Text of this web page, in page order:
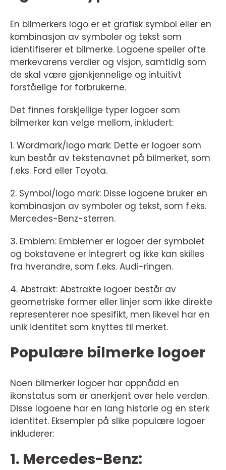
En bilmerkers logo er et grafisk symbol eller en
kombinasjon av symboler og tekst som
identifiserer et bilmerke. Logoene speiler ofte
merkevarens verdier og visjon, samtidig som
de skal være gjenkjennelige og intuitivt
forståelige for forbrukerne.
Det finnes forskjellige typer logoer som
bilmerker kan velge mellom, inkludert:
1. Wordmark/logo mark: Dette er logoer som
kun består av tekstenavnet på bilmerket, som
f.eks. Ford eller Toyota.
2. Symbol/logo mark: Disse logoene bruker en
kombinasjon av symboler og tekst, som f.eks.
Mercedes-Benz-sterren.
3. Emblem: Emblemer er logoer der symbolet
og bokstavene er integrert og ikke kan skilles
fra hverandre, som f.eks. Audi-ringen.
4. Abstrakt: Abstrakte logoer består av
geometriske former eller linjer som ikke direkte
representerer noe spesifikt, men likevel har en
unik identitet som knyttes til merket.
Populære bilmerke logoer
Noen bilmerker logoer har oppnådd en
ikonstatus som er anerkjent over hele verden.
Disse logoene har en lang historie og en sterk
identitet. Eksempler på slike populære logoer
inkluderer:
1. Mercedes-Benz: